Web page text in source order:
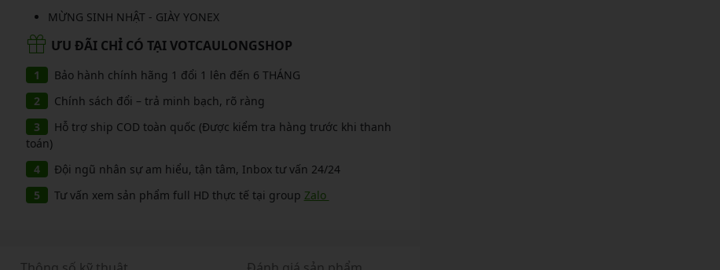
MỪNG SINH NHẬT - GIÀY YONEX
ƯU ĐÃI CHỈ CÓ TẠI VOTCAULONGSHOP
Bảo hành chính hãng 1 đổi 1 lên đến 6 THÁNG
Chính sách đổi – trả minh bạch, rõ ràng
Hỗ trợ ship COD toàn quốc (Được kiểm tra hàng trước khi thanh
toán)
Đội ngũ nhân sự am hiểu, tận tâm, Inbox tư vấn 24/24
Tư vấn xem sản phẩm full HD thực tế tại group Zalo